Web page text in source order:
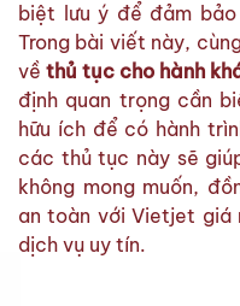
biệt lưu ý để đảm
Trong bài viết này,
về thủ tục cho hành
định quan trọng cần
hữu ích để có hành
các thủ tục này sẽ
không mong muốn,
an toàn với Vietjet giá
dịch vụ uy tín.